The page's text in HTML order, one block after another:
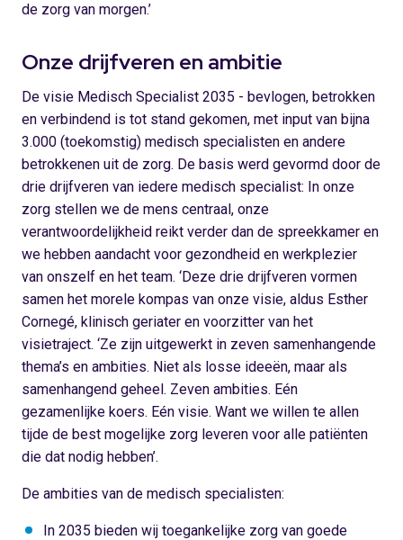
de zorg van morgen.’
Onze drijfveren en ambitie
De visie Medisch Specialist 2035 - bevlogen, betrokken
en verbindend is tot stand gekomen, met input van bijna
3.000 (toekomstig) medisch specialisten en andere
betrokkenen uit de zorg. De basis werd gevormd door de
drie drijfveren van iedere medisch specialist: In onze
zorg stellen we de mens centraal, onze
verantwoordelijkheid reikt verder dan de spreekkamer en
we hebben aandacht voor gezondheid en werkplezier
van onszelf en het team. ‘Deze drie drijfveren vormen
samen het morele kompas van onze visie, aldus Esther
Cornegé, klinisch geriater en voorzitter van het
visietraject. ‘Ze zijn uitgewerkt in zeven samenhangende
thema’s en ambities. Niet als losse ideeën, maar als
samenhangend geheel. Zeven ambities. Eén
gezamenlijke koers. Eén visie. Want we willen te allen
tijde de best mogelijke zorg leveren voor alle patiënten
die dat nodig hebben’.
De ambities van de medisch specialisten:
In 2035 bieden wij toegankelijke zorg van goede